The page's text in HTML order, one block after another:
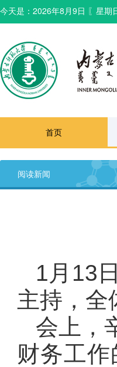
今天是： 2026年8月9日 〖 星期
首页
阅读新闻
1月13
主持，全
会上，
财务工